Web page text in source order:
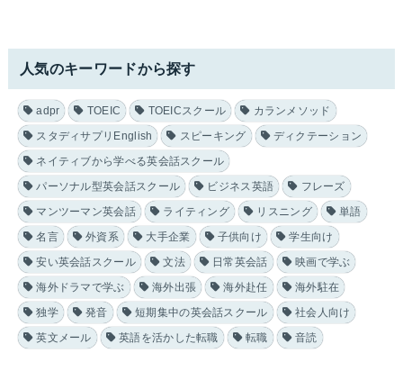
人気のキーワードから探す
adpr TOEIC TOEICスクール
カランメソッド
スタディサプリEnglish
スピーキング
ディクテーション
ネイティブから学べる英会話スクール
パーソナル型英会話スクール
ビジネス英語
フレーズ
マンツーマン英会話
ライティング リスニング
単語
名言
外資系 大手企業 子供向け
学生向け
安い英会話スクール
文法 日常英会話
映画で学ぶ
海外ドラマで学ぶ
海外出張 海外赴任
海外駐在
独学
発音 短期集中の英会話スクール
社会人向け
英文メール
英語を活かした転職 転職 音読